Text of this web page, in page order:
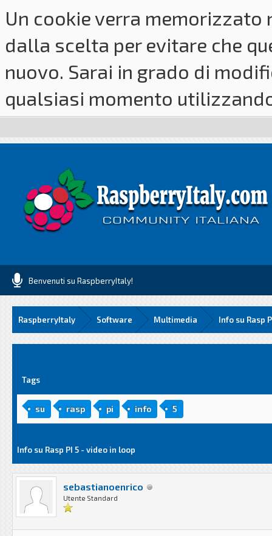
Un cookie verra
dalla scelta per evitare che
nuovo. Sarai in grado di
qualsiasi momento
Benvenuti su RaspberryItaly!
RaspberryItaly Software Multimedia Info su Rasp
Tags
su rasp pi info 5
Info su Rasp PI 5 - video in loop
sebastianoenrico
Utente Standard